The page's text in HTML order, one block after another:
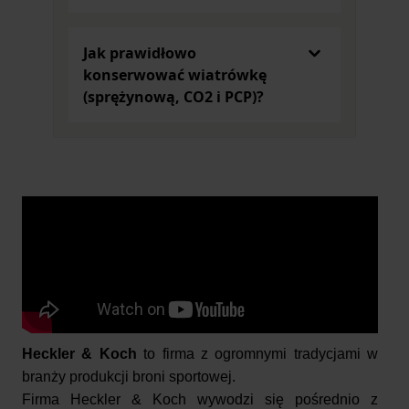
pneumatyczną, a więc jej konstrukcja
opiera się o działanie sprężonego
powietrza. W ten sposób komora
przetwarza sprężone powietrze, które
Wiatrówki długie – jak się nimi
pocisku nie musi przekraczać 17 dżuli, a
co za tym idzie jest dostępna bez
zezwoleń. Jej działanie jest bardzo proste.
Po załadowania pocisków śrutowych,
wystarczy broń przeładować – w inny
Jak prawidłowo
konserwować wiatrówkę
(sprężynową, CO2 i PCP)?
Heckler & Koch to firma z ogromnymi tradycjami w
branży produkcji broni sportowej.
Firma Heckler & Koch wywodzi się pośrednio z